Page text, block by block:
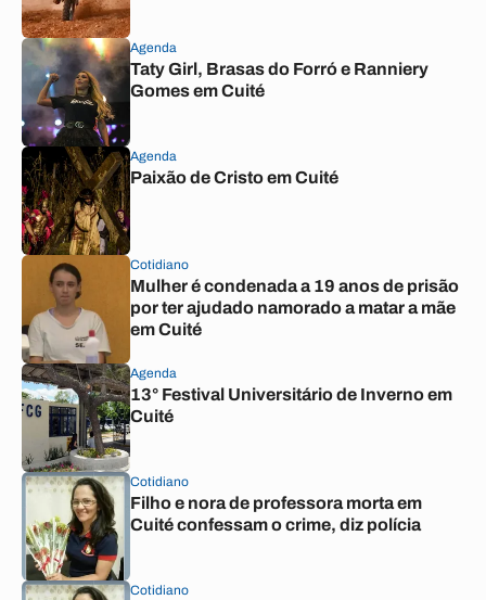
Agenda
Taty Girl, Brasas do Forró e Ranniery
Gomes em Cuité
Agenda
Paixão de Cristo em Cuité
Cotidiano
Mulher é condenada a 19 anos de prisão
por ter ajudado namorado a matar a mãe
em Cuité
Agenda
13° Festival Universitário de Inverno em
Cuité
Cotidiano
Filho e nora de professora morta em
Cuité confessam o crime, diz polícia
Cotidiano